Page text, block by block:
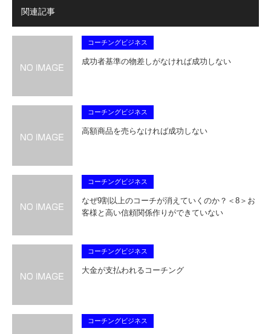
関連記事
コーチングビジネス
成功者基準の物差しがなければ成功しない
コーチングビジネス
高額商品を売らなければ成功しない
コーチングビジネス
なぜ9割以上のコーチが消えていくのか？＜8＞お
客様と高い信頼関係作りができていない
コーチングビジネス
大金が支払われるコーチング
コーチングビジネス